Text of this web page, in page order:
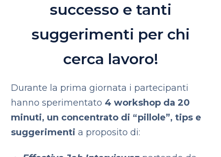
successo e tanti
suggerimenti per chi
cerca lavoro!
Durante la prima giornata i partecipanti
hanno sperimentato 4 workshop da 20
minuti, un concentrato di “pillole”, tips e
suggerimentia proposito di: